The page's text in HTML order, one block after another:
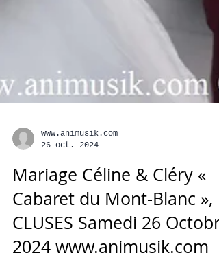
26 oct. 2024
Mariage Céline & Cléry «
Cabaret du Mont-Blanc »,
CLUSES Samedi 26 Octobre